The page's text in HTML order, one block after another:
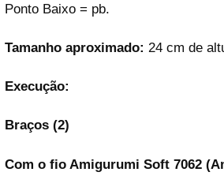
Ponto Baixo = pb.
Tamanho aproximado: 24 cm de
Execução:
Braços (2)
Com o fio Amigurumi Soft 7062